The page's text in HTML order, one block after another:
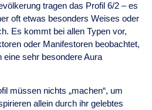
tragen das Profil 6/2 – es
oft etwas besonders Weises oder
Es kommt bei allen Typen vor,
oder Manifestoren beobachtet,
sehr besondere Aura
müssen nichts „machen“, um
allein durch ihr gelebtes